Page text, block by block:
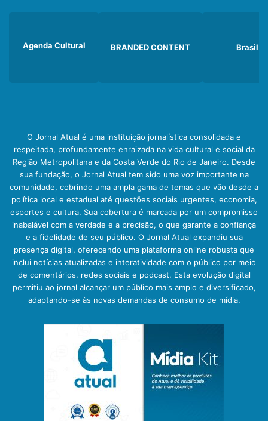
Agenda Cultural BRANDED CONTENT Brasil
O Jornal Atual é uma instituição jornalística consolidada e
respeitada, profundamente enraizada na vida cultural e social da
Região Metropolitana e da Costa Verde do Rio de Janeiro. Desde
sua fundação, o Jornal Atual tem sido uma voz importante na
comunidade, cobrindo uma ampla gama de temas que vão desde a
política local e estadual até questões sociais urgentes, economia,
esportes e cultura. Sua cobertura é marcada por um compromisso
inabalável com a verdade e a precisão, o que garante a confiança
e a fidelidade de seu público. O Jornal Atual expandiu sua
presença digital, oferecendo uma plataforma online robusta que
inclui notícias atualizadas e interatividade com o público por meio
de comentários, redes sociais e podcast. Esta evolução digital
permitiu ao jornal alcançar um público mais amplo e diversificado,
adaptando-se às novas demandas de consumo de mídia.